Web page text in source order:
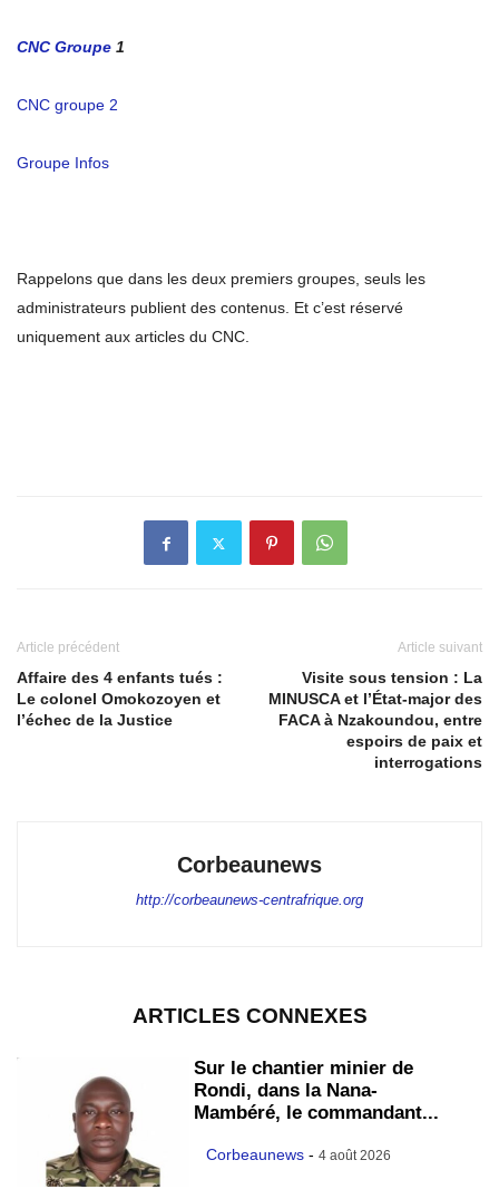
CNC Groupe 1
CNC groupe 2
Groupe Infos
Rappelons que dans les deux premiers groupes, seuls les
administrateurs publient des contenus. Et c’est réservé
uniquement aux articles du CNC.
Article précédent
Affaire des 4 enfants tués :
Le colonel Omokozoyen et
l’échec de la Justice
Article suivant
Visite sous tension : La
MINUSCA et l’État-major des
FACA à Nzakoundou, entre
espoirs de paix et
interrogations
Corbeaunews
http://corbeaunews-centrafrique.org
ARTICLES CONNEXES
Sur le chantier minier de
Rondi, dans la Nana-
Mambéré, le commandant...
Corbeaunews - 4 août 2026